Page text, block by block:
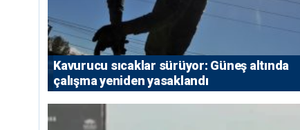
Kavurucu sıcaklar sürüyor: Güneş altında
çalışma yeniden yasaklandı